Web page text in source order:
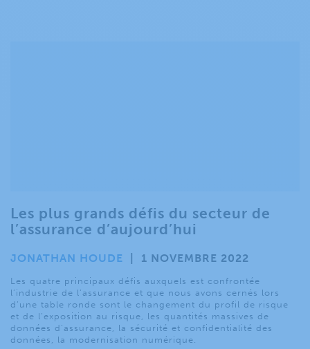
Les plus grands défis du secteur de
l’assurance d’aujourd’hui
JONATHAN HOUDE 1 NOVEMBRE 2022
Les quatre principaux défis auxquels est confrontée
l’industrie de l’assurance et que nous avons cernés lors
d’une table ronde sont le changement du profil de risque
et de l’exposition au risque, les quantités massives de
données d’assurance, la sécurité et confidentialité des
données, la modernisation numérique.